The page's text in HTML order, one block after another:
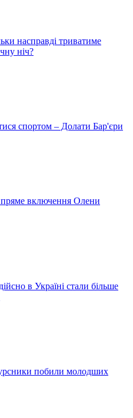
насправді триватиме
ніч?
спортом – Долати Бар'єри
пряме включення Олени
в Україні стали більше
побили молодших